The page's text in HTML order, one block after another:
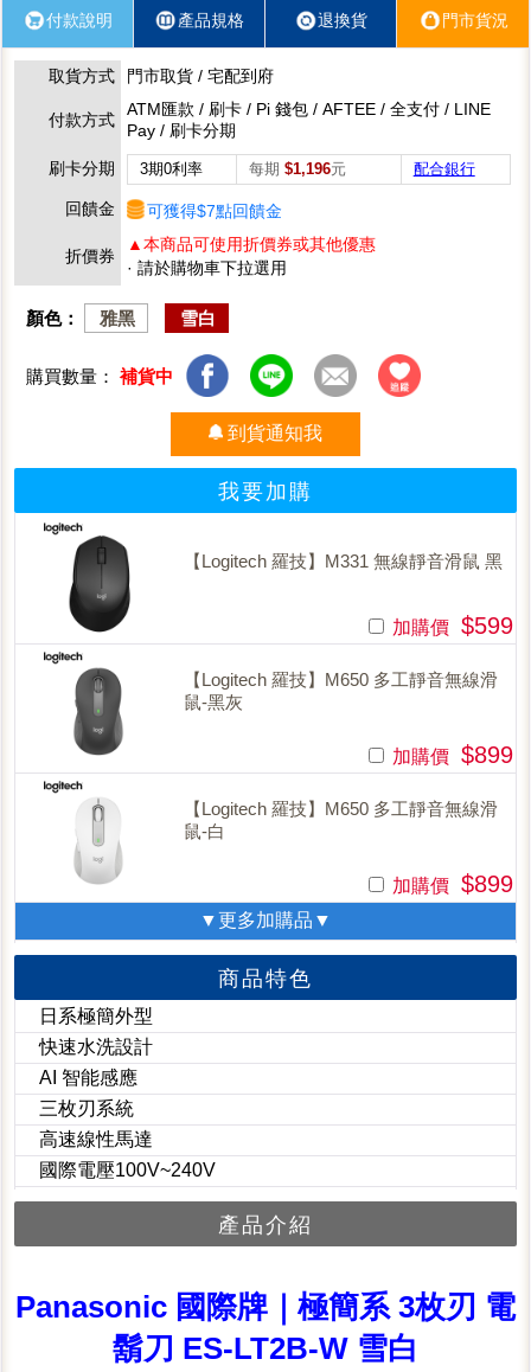
付款說明 產品規格 退換貨 門市貨況
取貨方式 門市取貨 / 宅配到府
付款方式
ATM匯款 / 刷卡 / Pi 錢包 / AFTEE / 全支付 / LINE
Pay / 刷卡分期
刷卡分期
3期0利率 每期 $1,196元 配合銀行
回饋金 可獲得$7點回饋金
折價券
▲本商品可使用折價券或其他優惠
· 請於購物車下拉選用
顏色： 雅黑 雪白
購買數量： 補貨中
到貨通知我
我要加購
【Logitech 羅技】M331 無線靜音滑鼠 黑
加購價 $599
【Logitech 羅技】M650 多工靜音無線滑
鼠-黑灰
加購價 $899
【Logitech 羅技】M650 多工靜音無線滑
鼠-白
加購價 $899
▼更多加購品▼
商品特色
日系極簡外型
快速水洗設計
AI 智能感應
三枚刃系統
高速線性馬達
國際電壓100V~240V
產品介紹
Panasonic 國際牌｜極簡系 3枚刃 電
鬍刀 ES-LT2B-W 雪白